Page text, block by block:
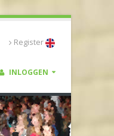
Register
INLOGGEN